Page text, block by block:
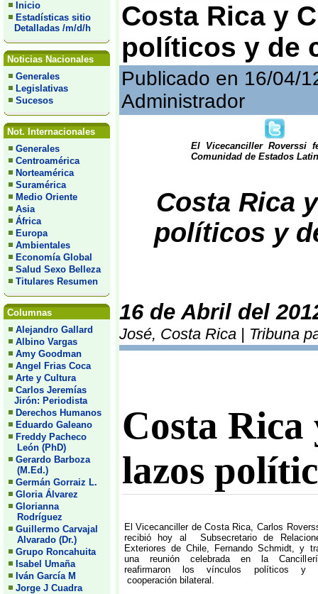
Inicio
Estadísticas sitio
Detalladas /m/d/h
Noticias Nacionales
Generales
Legislativas
Sucesos
Not. Internacionales
Generales
Centroamérica
Norteamérica
Suramérica
Medio Oriente
Asia
África
Europa
Ambientales
Economía Global
Salud Sexo Belleza
Titulares Resumen
Columnas
Alejandro Gallard
Albino Vargas
Amy Goodman
Angel Frias Coca
Arte y Cultura
Carlos Jeremías
Jirón: Periodista
Derechos Humanos
Eduardo Galeano
Freddy Pacheco
León (PhD)
Gerardo Barboza
(M.Ed.)
Germán Gorraiz L.
Gloria Álvarez
Glorianna
Rodríguez
Guillermo Carvajal
Alvarado (Dr.)
Grupo Roncahuita
Isabel Umaña
Iván García M
Jorge J Cuadra
Costa Rica y
políticos y de
Publicado en 16/04/
Administrador
El Vicecanciller Roverssi
Comunidad de Estados
Costa Rica
políticos y
16 de Abril del
José, Costa Rica | Tribuna
Costa Rica
lazos
El Vicecanciller de Costa Rica, Carlos
recibió hoy al Subsecretario de
Exteriores de Chile, Fernando Schmidt, y
una reunión celebrada en la
reafirmaron los vínculos políticos y
cooperación bilateral.